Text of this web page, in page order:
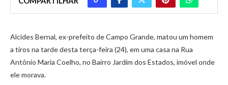
Alcides Bernal, ex-prefeito de Campo Grande, matou um homem
a tiros na tarde desta terça-feira (24), em uma casa na Rua
Antônio Maria Coelho, no Bairro Jardim dos Estados, imóvel onde
ele morava.